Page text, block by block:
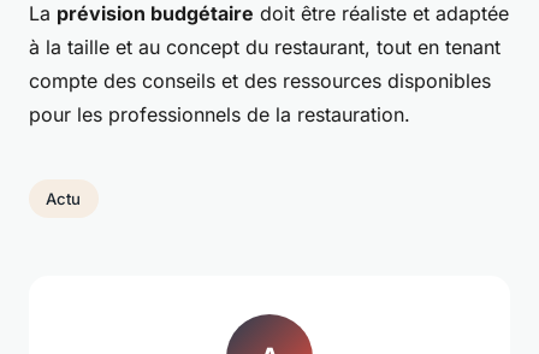
La prévision budgétaire doit être réaliste et adaptée
à la taille et au concept du restaurant, tout en tenant
compte des conseils et des ressources disponibles
pour les professionnels de la restauration.
Actu